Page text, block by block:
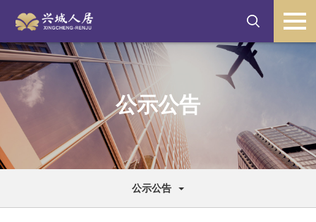
公示公告
公示公告